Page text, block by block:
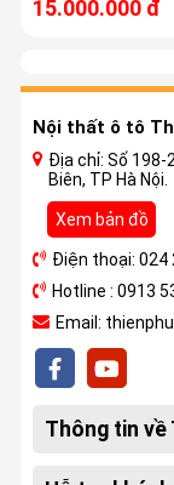
15.000.000 đ
Nội thất ô tô
Địa chỉ: Số 198-
Biên, TP Hà Nội.
Xem bản đồ
Điện thoại: 024
Hotline : 0913
Email:
Thông tin về